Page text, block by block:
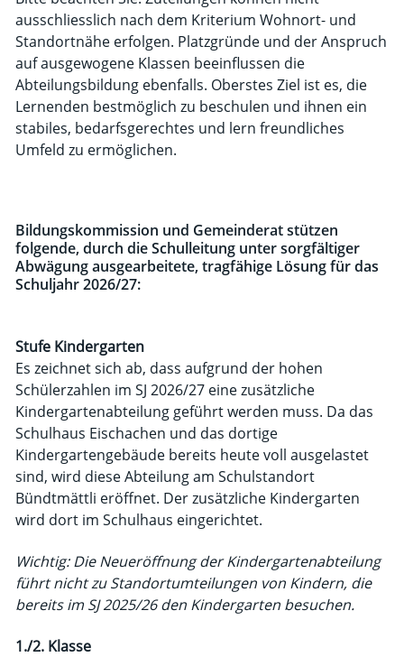
ausschliesslich nach dem Kriterium Wohnort- und
Standortnähe erfolgen. Platzgründe und der Anspruch
auf ausgewogene Klassen beeinflussen die
Abteilungsbildung ebenfalls. Oberstes Ziel ist es, die
Lernenden bestmöglich zu beschulen und ihnen ein
stabiles, bedarfsgerechtes und lern freundliches
Umfeld zu ermöglichen.
Bildungskommission und Gemeinderat stützen
folgende, durch die Schulleitung unter sorgfältiger
Abwägung ausgearbeitete, tragfähige Lösung für das
Schuljahr 2026/27:
Stufe Kindergarten
Es zeichnet sich ab, dass aufgrund der hohen
Schülerzahlen im SJ 2026/27 eine zusätzliche
Kindergartenabteilung geführt werden muss. Da das
Schulhaus Eischachen und das dortige
Kindergartengebäude bereits heute voll ausgelastet
sind, wird diese Abteilung am Schulstandort
Bündtmättli eröffnet. Der zusätzliche Kindergarten
wird dort im Schulhaus eingerichtet.
Wichtig: Die Neueröffnung der Kindergartenabteilung
führt nicht zu Standortumteilungen von Kindern, die
bereits im SJ 2025/26 den Kindergarten besuchen.
1./2. Klasse